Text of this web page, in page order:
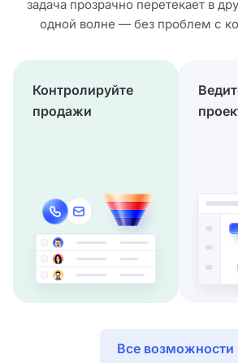
задача прозрачно перетекает в
одной волне — без проблем с
Контролируйте
продажи
Все возможности